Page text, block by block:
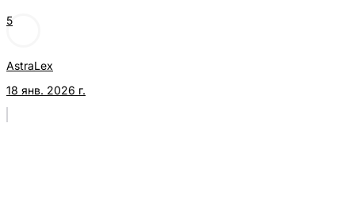
5
AstraLex
18 янв. 2026 г.